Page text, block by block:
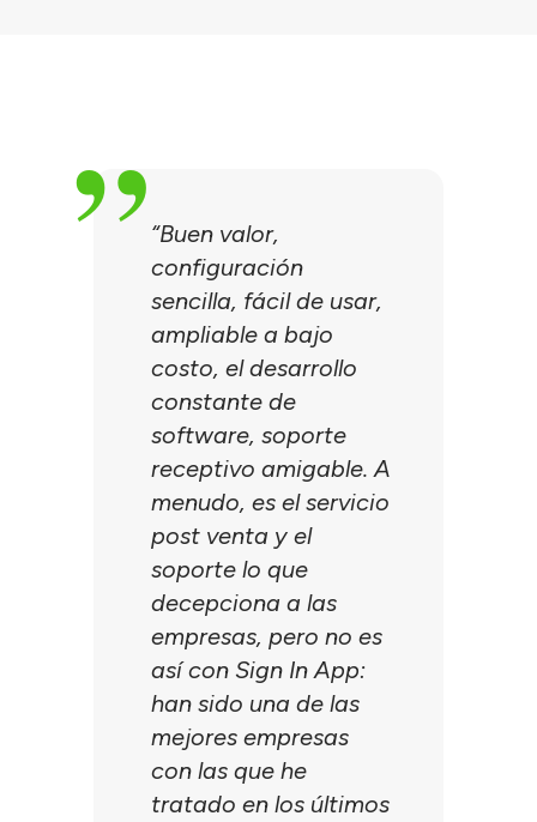
“Buen valor,
configuración
sencilla, fácil de usar,
ampliable a bajo
costo, el desarrollo
constante de
software, soporte
receptivo amigable. A
menudo, es el servicio
post venta y el
soporte lo que
decepciona a las
empresas, pero no es
así con Sign In App:
han sido una de las
mejores empresas
con las que he
tratado en los últimos